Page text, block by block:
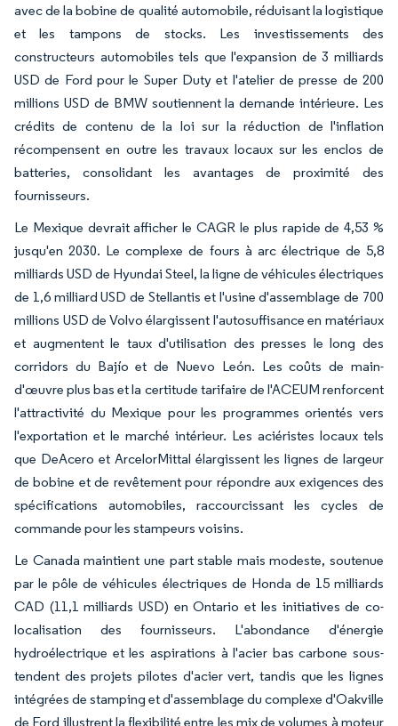
avec de la bobine de qualité automobile, réduisant la logistique
et les tampons de stocks. Les investissements des
constructeurs automobiles tels que l'expansion de 3 milliards
USD de Ford pour le Super Duty et l'atelier de presse de 200
millions USD de BMW soutiennent la demande intérieure. Les
crédits de contenu de la loi sur la réduction de l'inflation
récompensent en outre les travaux locaux sur les enclos de
batteries, consolidant les avantages de proximité des
fournisseurs.
Le Mexique devrait afficher le CAGR le plus rapide de 4,53 %
jusqu'en 2030. Le complexe de fours à arc électrique de 5,8
milliards USD de Hyundai Steel, la ligne de véhicules électriques
de 1,6 milliard USD de Stellantis et l'usine d'assemblage de 700
millions USD de Volvo élargissent l'autosuffisance en matériaux
et augmentent le taux d'utilisation des presses le long des
corridors du Bajío et de Nuevo León. Les coûts de main-
d'œuvre plus bas et la certitude tarifaire de l'ACEUM renforcent
l'attractivité du Mexique pour les programmes orientés vers
l'exportation et le marché intérieur. Les aciéristes locaux tels
que DeAcero et ArcelorMittal élargissent les lignes de largeur
de bobine et de revêtement pour répondre aux exigences des
spécifications automobiles, raccourcissant les cycles de
commande pour les stampeurs voisins.
Le Canada maintient une part stable mais modeste, soutenue
par le pôle de véhicules électriques de Honda de 15 milliards
CAD (11,1 milliards USD) en Ontario et les initiatives de co-
localisation des fournisseurs. L'abondance d'énergie
hydroélectrique et les aspirations à l'acier bas carbone sous-
tendent des projets pilotes d'acier vert, tandis que les lignes
intégrées de stamping et d'assemblage du complexe d'Oakville
de Ford illustrent la flexibilité entre les mix de volumes à moteur